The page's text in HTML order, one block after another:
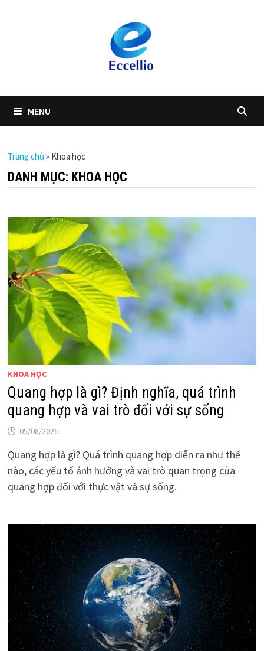
MENU
Trang chủ » Khoa học
DANH MỤC: KHOA HỌC
KHOA HỌC
Quang hợp là gì? Định nghĩa, quá trình
quang hợp và vai trò đối với sự sống
05/08/2026
Quang hợp là gì? Quá trình quang hợp diễn ra như thế
nào, các yếu tố ảnh hưởng và vai trò quan trọng của
quang hợp đối với thực vật và sự sống.